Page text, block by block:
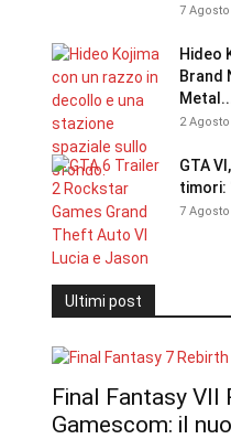
7 Agosto
Hideo
Brand
2
GTA
timori:
7 Agosto
Ultimi post
Final Fantasy VII
Gamescom: il